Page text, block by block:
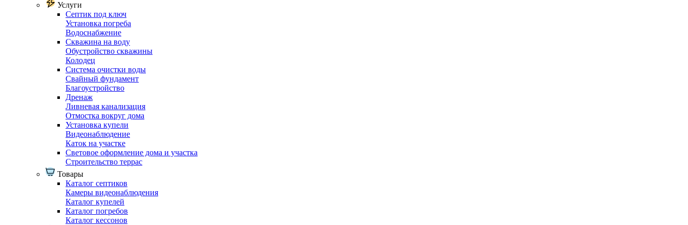
Услуги
Септик под ключ
Установка погреба
Водоснабжение
Скважина на воду
Обустройство скважины
Колодец
Система очистки воды
Свайный фундамент
Благоустройство
Дренаж
Ливневая канализация
Отмостка вокруг дома
Установка купели
Видеонаблюдение
Каток на участке
Световое оформление дома и участка
Строительство террас
Товары
Каталог септиков
Камеры видеонаблюдения
Каталог купелей
Каталог погребов
Каталог кессонов